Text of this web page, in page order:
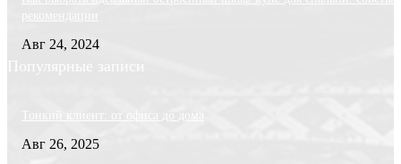
рекомендации
Авг 24, 2024
Популярные записи
Тонкий клиент: от офиса до дома
Авг 26, 2025